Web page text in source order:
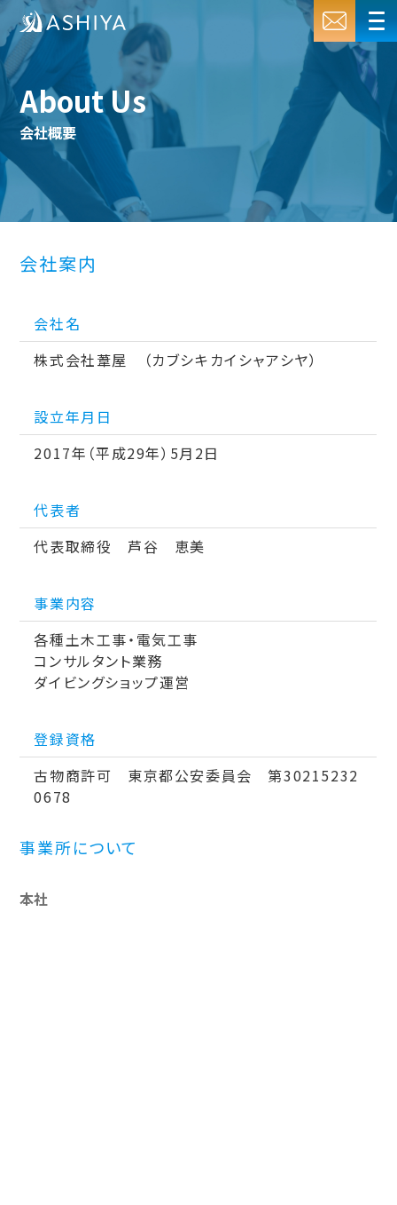
About Us
会社概要
会社案内
会社名
株式会社葦屋 （カブシキカイシャアシヤ）
設立年月日
2017年（平成29年）5月2日
代表者
代表取締役 芦谷 恵美
事業内容
各種土木工事・電気工事
コンサルタント業務
ダイビングショップ運営
登録資格
古物商許可 東京都公安委員会 第30215232
0678
事業所について
本社